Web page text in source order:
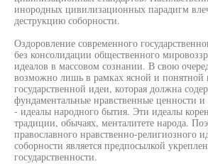
инородных цивилизационных парадигм
деструкцию соборности.
Оздоровление современного
без консолидации общественного
идеалов в массовом сознании. В свою
возможно лишь в рамках ясной и понятной
государственной идеи, которая должна
фундаментальные нравственные ценности
- идеалы народного бытия. Эти идеалы
традиции, обычаях, менталитете народа.
православного нравственно-религиозного
соборности является предпосылкой
государственности.